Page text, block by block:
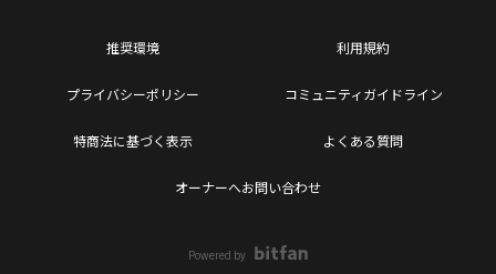
推奨環境 利用規約
プライバシーポリシー コミュニティガイドライン
特商法に基づく表示 よくある質問
オーナーへお問い合わせ
Powered by